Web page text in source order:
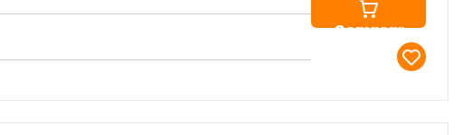
Comprar